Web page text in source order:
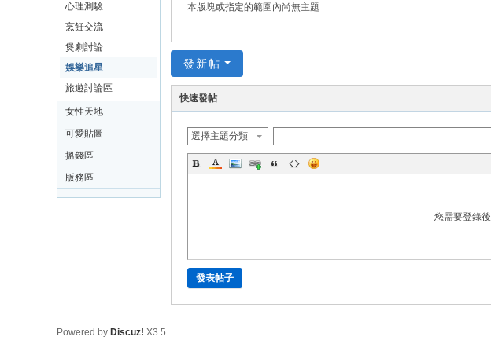
心理測驗
烹飪交流
煲劇討論
娛樂追星
旅遊討論區
女性天地
可愛貼圖
搵錢區
版務區
本版塊或指定的範圍內尚無主題
發新帖
快速發帖
選擇主題分類
您需要登錄
發表帖子
Powered by Discuz! X3.5